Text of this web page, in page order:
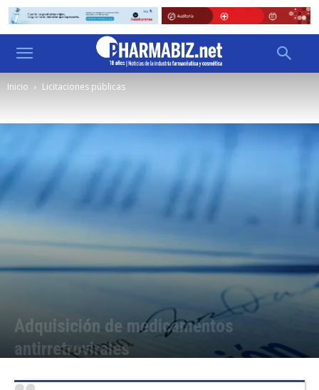
Inicio Licitaciones públicas
Adquisición de medicamentos
antirretrovirales
27/11/2020 13:00